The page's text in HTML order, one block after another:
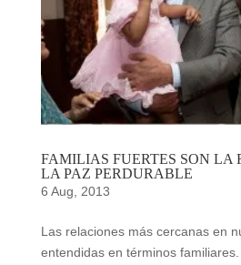
FAMILIAS FUERTES SON LA
LA PAZ PERDURABLE
6 Aug, 2013
Las relaciones más cercanas en
entendidas en términos